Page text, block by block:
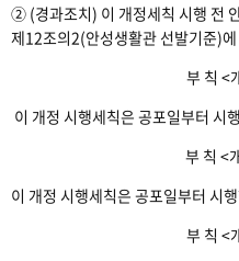
② (경과조치) 이 개정세칙 시행 전
제12조의2(안성생활관 선발기준)에
부 칙 <
이 개정 시행세칙은 공포일부터 시
부 칙 <
이 개정 시행세칙은 공포일부터 시행
부 칙 <